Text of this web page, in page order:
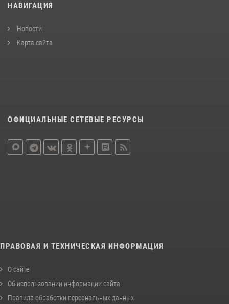
НАВИГАЦИЯ
Новости
Карта сайта
ОФИЦИАЛЬНЫЕ СЕТЕВЫЕ РЕСУРСЫ
ПРАВОВАЯ И ТЕХНИЧЕСКАЯ ИНФОРМАЦИЯ
О сайте
Об использовании информации сайта
Правила обработки персональных данных